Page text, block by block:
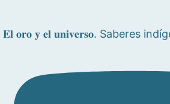
𝐄𝐥 𝐨𝐫𝐨 𝐲 𝐞𝐥 𝐮𝐧𝐢𝐯𝐞𝐫𝐬𝐨. Saberes